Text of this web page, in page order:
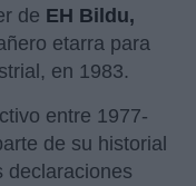
de EH Bildu,
etarra para
en 1983.
entre 1977-
de su historial
declaraciones